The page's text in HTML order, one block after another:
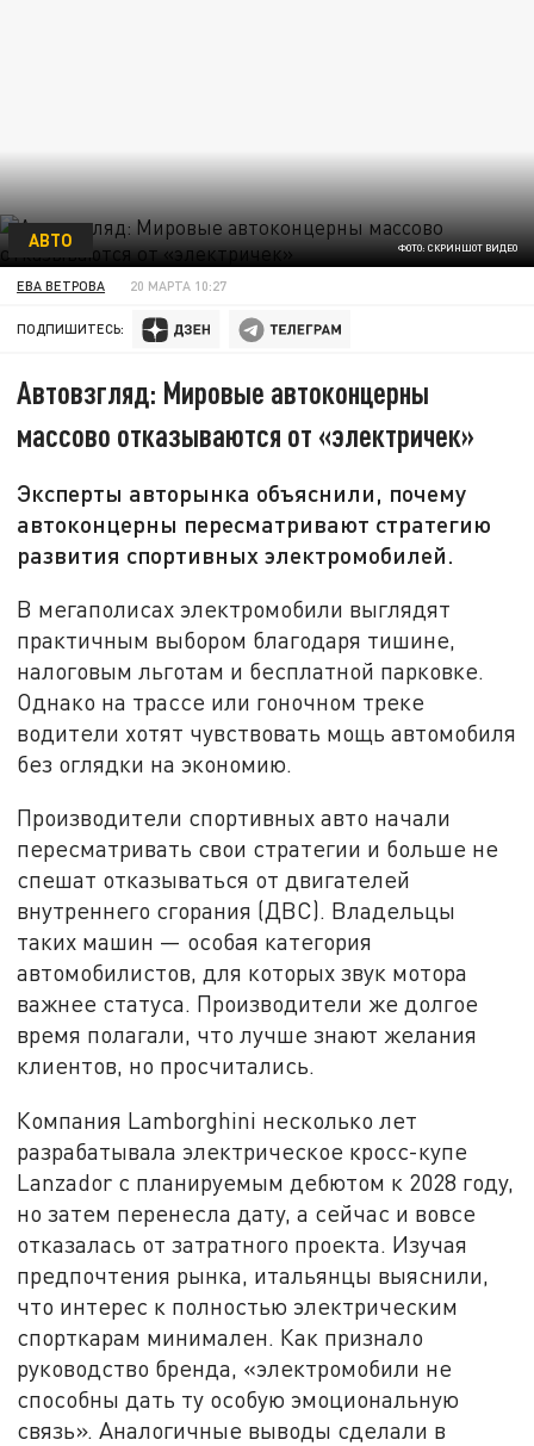
ФОТО: СКРИНШОТ ВИДЕО
АВТО
ЕВА ВЕТРОВА 20 МАРТА 10:27
ПОДПИШИТЕСЬ:
Автовзгляд: Мировые автоконцерны
массово отказываются от «электричек»
Эксперты авторынка объяснили, почему
автоконцерны пересматривают стратегию
развития спортивных электромобилей.
В мегаполисах электромобили выглядят
практичным выбором благодаря тишине,
налоговым льготам и бесплатной парковке.
Однако на трассе или гоночном треке
водители хотят чувствовать мощь автомобиля
без оглядки на экономию.
Производители спортивных авто начали
пересматривать свои стратегии и больше не
спешат отказываться от двигателей
внутреннего сгорания (ДВС). Владельцы
таких машин — особая категория
автомобилистов, для которых звук мотора
важнее статуса. Производители же долгое
время полагали, что лучше знают желания
клиентов, но просчитались.
Компания Lamborghini несколько лет
разрабатывала электрическое кросс-купе
Lanzador с планируемым дебютом к 2028 году,
но затем перенесла дату, а сейчас и вовсе
отказалась от затратного проекта. Изучая
предпочтения рынка, итальянцы выяснили,
что интерес к полностью электрическим
спорткарам минимален. Как признало
руководство бренда, «электромобили не
способны дать ту особую эмоциональную
связь». Аналогичные выводы сделали в